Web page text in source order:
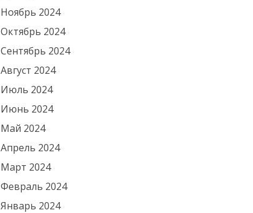
Ноябрь 2024
Октябрь 2024
Сентябрь 2024
Август 2024
Июль 2024
Июнь 2024
Май 2024
Апрель 2024
Март 2024
Февраль 2024
Январь 2024